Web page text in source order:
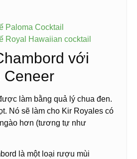
Paloma Cocktail
Royal Hawaiian cocktail
với
Ceneer
làm bằng quả lý chua đen.
Nó sẽ làm cho Kir Royales có
hơn (tương tự như
là một loại rượu mùi